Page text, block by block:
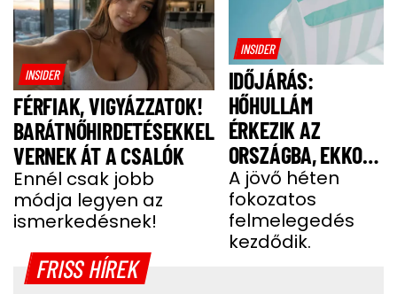
INSIDER
FÉRFIAK, VIGYÁZZATOK!
BARÁTNŐHIRDETÉSEKKEL
VERNEK ÁT A CSALÓK
Ennél csak jobb
módja legyen az
ismerkedésnek!
INSIDER
IDŐJÁRÁS:
HŐHULLÁM
ÉRKEZIK AZ
ORSZÁGBA, EKKOR
ÉR IDE
A jövő héten
fokozatos
felmelegedés
kezdődik.
FRISS HÍREK